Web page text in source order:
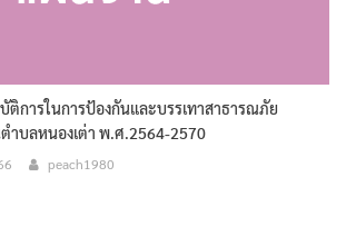
การในการป้องกันและบรรเทาสาธารณภัย
ำบลหนองเต่า พ.ศ.2564-2570
peach1980